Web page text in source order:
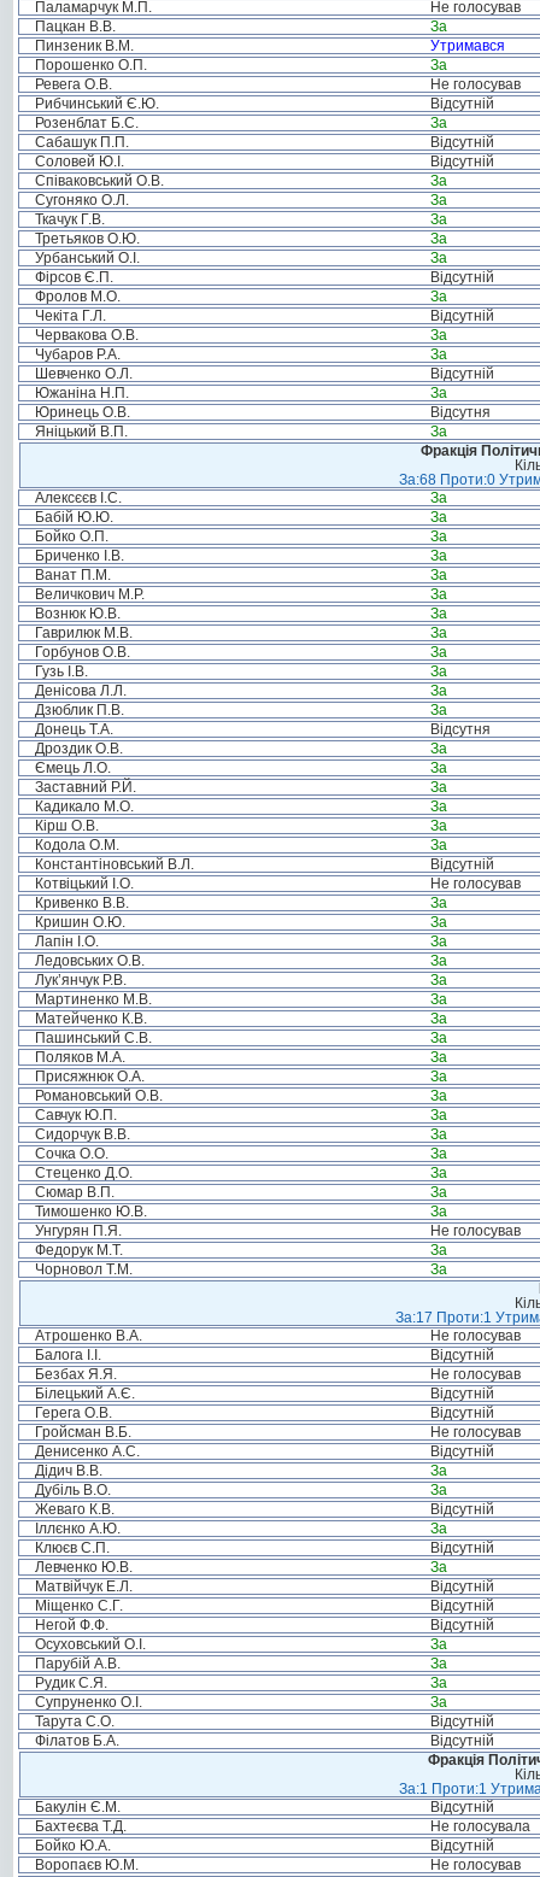
Паламарчук М.П.
Не голосував
Пацкан В.В.
За
Пинзеник В.М.
Утримався
Порошенко О.П.
За
Ревега О.В.
Не голосував
Рибчинський Є.Ю.
Відсутній
Розенблат Б.С.
За
Сабашук П.П.
Відсутній
Соловей Ю.І.
Відсутній
Співаковський О.В.
За
Сугоняко О.Л.
За
Ткачук Г.В.
За
Третьяков О.Ю.
За
Урбанський О.І.
За
Фірсов Є.П.
Відсутній
Фролов М.О.
За
Чекіта Г.Л.
Відсутній
Червакова О.В.
За
Чубаров Р.А.
За
Шевченко О.Л.
Відсутній
Южаніна Н.П.
За
Юринець О.В.
Відсутня
Яніцький В.П.
За
Фракція
За:68 Проти:0
Алексєєв І.С.
За
Бабій Ю.Ю.
За
Бойко О.П.
За
Бриченко І.В.
За
Ванат П.М.
За
Величкович М.Р.
За
Вознюк Ю.В.
За
Гаврилюк М.В.
За
Горбунов О.В.
За
Гузь І.В.
За
Денісова Л.Л.
За
Дзюблик П.В.
За
Донець Т.А.
Відсутня
Дроздик О.В.
За
Ємець Л.О.
За
Заставний Р.Й.
За
Кадикало М.О.
За
Кірш О.В.
За
Кодола О.М.
За
Константіновський В.Л.
Відсутній
Котвіцький І.О.
Не голосував
Кривенко В.В.
За
Кришин О.Ю.
За
Лапін І.О.
За
Ледовських О.В.
За
Лук’янчук Р.В.
За
Мартиненко М.В.
За
Матейченко К.В.
За
Пашинський С.В.
За
Поляков М.А.
За
Присяжнюк О.А.
За
Романовський О.В.
За
Савчук Ю.П.
За
Сидорчук В.В.
За
Сочка О.О.
За
Стеценко Д.О.
За
Сюмар В.П.
За
Тимошенко Ю.В.
За
Унгурян П.Я.
Не голосував
Федорук М.Т.
За
Чорновол Т.М.
За
За:17 Проти:1
Атрошенко В.А.
Не голосував
Балога І.І.
Відсутній
Безбах Я.Я.
Не голосував
Білецький А.Є.
Відсутній
Герега О.В.
Відсутній
Гройсман В.Б.
Не голосував
Денисенко А.С.
Відсутній
Дідич В.В.
За
Дубіль В.О.
За
Жеваго К.В.
Відсутній
Іллєнко А.Ю.
За
Клюєв С.П.
Відсутній
Левченко Ю.В.
За
Матвійчук Е.Л.
Відсутній
Міщенко С.Г.
Відсутній
Негой Ф.Ф.
Відсутній
Осуховський О.І.
За
Парубій А.В.
За
Рудик С.Я.
За
Супруненко О.І.
За
Тарута С.О.
Відсутній
Філатов Б.А.
Відсутній
Фракція
За:1 Проти:1
Бакулін Є.М.
Відсутній
Бахтеєва Т.Д.
Не голосувала
Бойко Ю.А.
Відсутній
Воропаєв Ю.М.
Не голосував